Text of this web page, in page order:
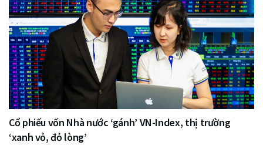
Cổ phiếu vốn Nhà nước ‘gánh’ VN-Index, thị trường
‘xanh vỏ, đỏ lòng’